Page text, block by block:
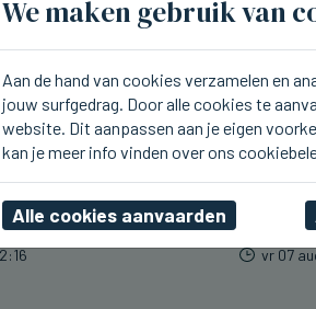
in
Osso
vr 07
We maken gebruik van
Aan de hand van cookies verzamelen en
jouw surfgedrag. Door alle cookies te
website. Dit aanpassen aan je eigen
kan je meer info vinden over ons
Alle cookies aanvaarden